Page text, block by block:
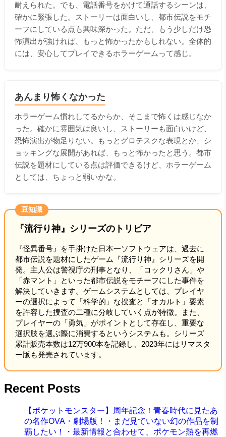
耐えられた。でも、電話番号をかけて通話するシーンは、
確かに緊張した。ストーリーは面白いし、都市伝説をモチ
ーフにしている点も興味深かった。ただ、もう少しだけ恐
怖演出が強ければ、もっと怖かったかもしれない。全体的
には、安心してプレイできるホラーゲームって感じ。
あんまり怖くなかった
ホラーゲーム慣れしてるからか、そこまで怖くは感じなか
った。確かに雰囲気は良いし、ストーリーも面白いけど、
恐怖演出が物足りない。もっとグロテスクな表現とか、シ
ョッキングな展開があれば、もっと怖かったと思う。都市
伝説を題材にしている点は評価できるけど、ホラーゲーム
としては、ちょっと弱いかな。
豆知識
『流行り神』シリーズのトリビア
『怪異番号』を手掛けた日本一ソフトウェアは、過去に
都市伝説を題材にしたゲーム『流行り神』シリーズを開
発。主人公は警視庁の刑事となり、「コックリさん」や
「赤マント」といった都市伝説をモチーフにした事件を
解決していきます。ゲームシステムとしては、プレイヤ
ーの選択によって「科学的」な捜査と「オカルト」要素
を許容した捜査の二種に分岐していく点が特徴。また、
プレイヤーの「勇気」がポイントとして存在し、重要な
選択肢を選ぶ際に消費するというシステムも。シリーズ
累計販売本数は12万900本を記録し、2023年にはリマスタ
ー版も発売されています。
Recent Posts
【ポケットモンスター】周年記念！青春時代に見たあ
の名作OVA・劇場版！・まだ見ていない幻の作品を制
覇したい！・最新情報と合わせて、ポケモン熱を再燃